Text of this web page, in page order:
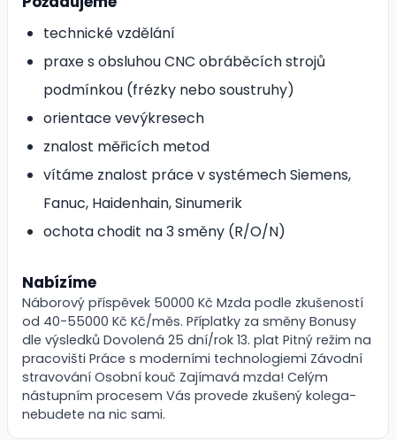
technické vzdělání
praxe s obsluhou CNC obráběcích strojů
podmínkou (frézky nebo soustruhy)
orientace vevýkresech
znalost měřicích metod
vítáme znalost práce v systémech Siemens,
Fanuc, Haidenhain, Sinumerik
ochota chodit na 3 směny (R/O/N)
Nabízíme
Náborový příspěvek 50000 Kč Mzda podle zkušeností
od 40-55000 Kč Kč/měs. Příplatky za směny Bonusy
dle výsledků Dovolená 25 dní/rok 13. plat Pitný režim na
pracovišti Práce s moderními technologiemi Závodní
stravování Osobní kouč Zajímavá mzda! Celým
nástupním procesem Vás provede zkušený kolega-
nebudete na nic sami.